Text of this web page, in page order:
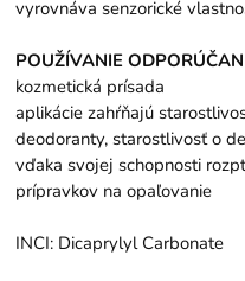
vyrovnáva senzorické
POUŽÍVANIE
kozmetická prísada
aplikácie zahŕňajú
deodoranty, starostlivosť o
vďaka svojej schopnosti
prípravkov na opaľovanie
INCI: Dicaprylyl Carbonate